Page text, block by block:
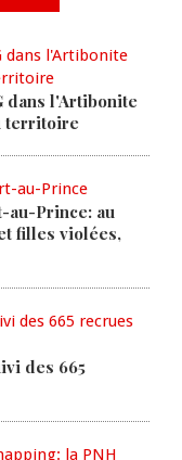
dans l'Artibonite
territoire
au-Prince: au
filles violées,
des 665